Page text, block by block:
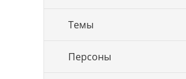
Темы
Персоны